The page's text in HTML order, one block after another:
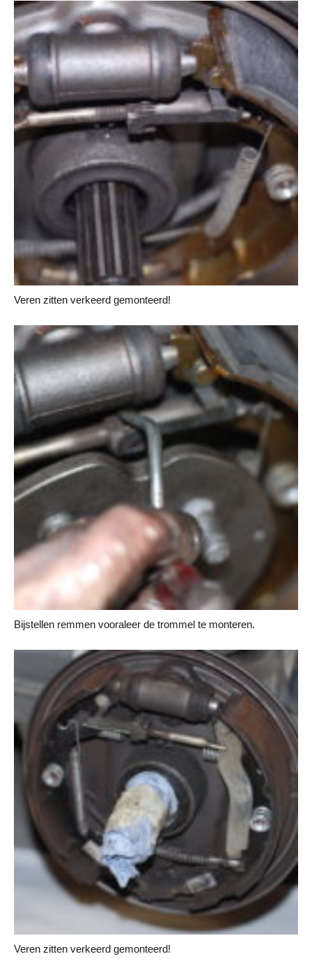
Veren zitten verkeerd gemonteerd!
Bijstellen remmen vooraleer de trommel te monteren.
Veren zitten verkeerd gemonteerd!